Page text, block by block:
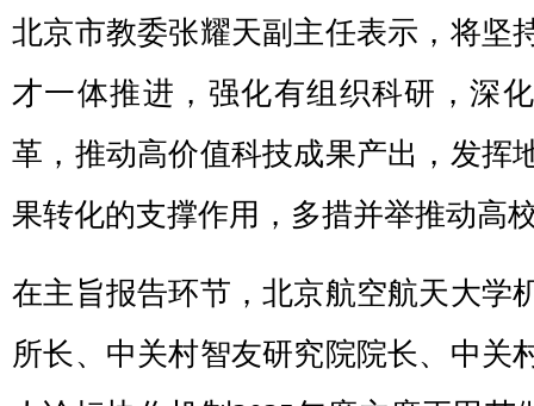
北京市教委张耀天副主任表示，将坚
才一体推进，强化有组织科研，深
革，推动高价值科技成果产出，发挥
果转化的支撑作用，多措并举推动高
在主旨报告环节，北京航空航天大学
所长、中关村智友研究院院长、中关